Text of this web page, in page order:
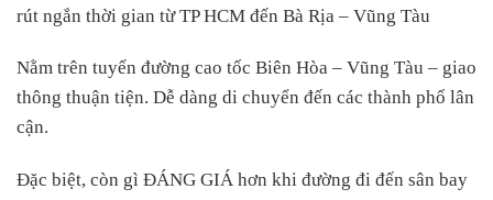
rút ngắn thời gian từ TP HCM đến Bà Rịa – Vũng Tàu
Nằm trên tuyến đường cao tốc Biên Hòa – Vũng Tàu – giao
thông thuận tiện. Dễ dàng di chuyển đến các thành phố lân
cận.
Đặc biệt, còn gì ĐÁNG GIÁ hơn khi đường đi đến sân bay